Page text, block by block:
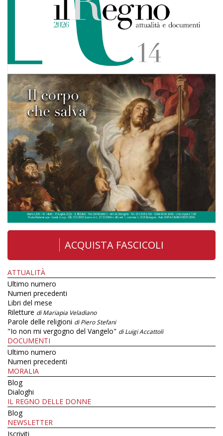
ACQUISTA FASCICOLI
ATTUALITÀ
Ultimo numero
Numeri precedenti
Libri del mese
Riletture di Mariapia Veladiano
Parole delle religioni di Piero Stefani
"Io non mi vergogno del Vangelo" di Luigi Accattoli
DOCUMENTI
Ultimo numero
Numeri precedenti
MORALIA
Blog
Dialoghi
IL REGNO DELLE DONNE
Blog
NEWSLETTER
Iscriviti